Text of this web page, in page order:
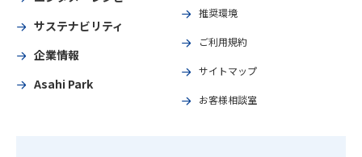
サステナビリティ
企業情報
Asahi Park
推奨環境
ご利用規約
サイトマップ
お客様相談室